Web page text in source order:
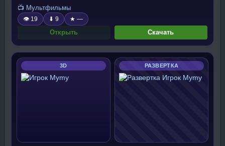
📺 Мультфильмы
👁 19 ⬇ 9 ★ —
Открыть Скачать
3D РАЗВЕРТКА